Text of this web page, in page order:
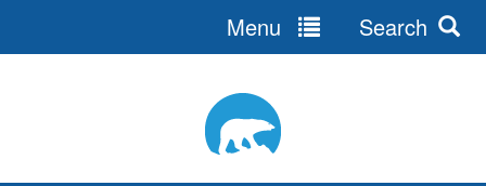
Menu Search